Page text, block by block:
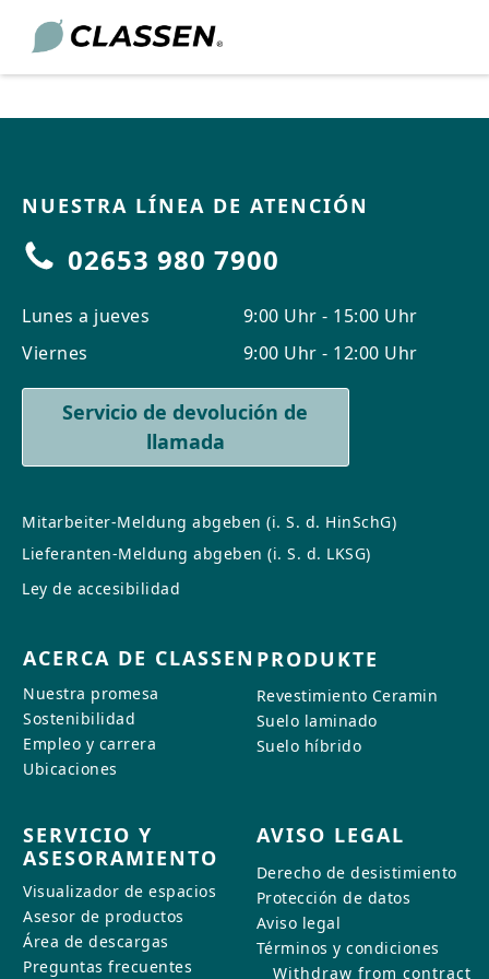
al agua
Ir al planificador Para el asesoramiento
tendencias en bricolaje y conceptos creativos para
personalidad a tu casa.
Más información
SERVICIO
Academia
Preguntas
distribuidores
Actualidad
CONTACTO
personalizado? Nuestro equipo
está a su disposición: le
atenderemos con rapidez,
amabilidad y profesionalidad.
Escríbanos, llámenos o utilice
Solicitar contacto
CARRERA
PROFESIONAL
¿Quieres marcar la diferencia? En
un simple trabajo: tareas interesantes,
perspectivas reales y un equipo
Ver las ofertas de empleo
NUESTRA LÍNEA DE ATENCIÓN
02653 980 7900
Lunes a jueves
Viernes
9:00 Uhr - 15:00 Uhr
9:00 Uhr - 12:00 Uhr
Servicio de devolución de
llamada
Mitarbeiter-Meldung abgeben (i. S. d. HinSchG)
Lieferanten-Meldung abgeben (i. S. d. LKSG)
Ley de accesibilidad
ACERCA DE CLASSEN
Nuestra promesa
Sostenibilidad
Empleo y carrera
Ubicaciones
PRODUKTE
Revestimiento Ceramin
Suelo laminado
Suelo híbrido
SERVICIO Y
ASESORAMIENTO
Visualizador de espacios
Asesor de productos
Área de descargas
Preguntas frecuentes
AVISO LEGAL
Derecho de desistimiento
Protección de datos
Aviso legal
Términos y condiciones
Withdraw from contract